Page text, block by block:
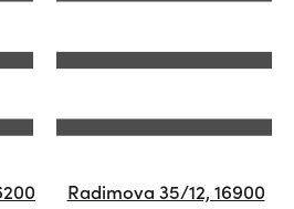
Radimova 35/12, 16900